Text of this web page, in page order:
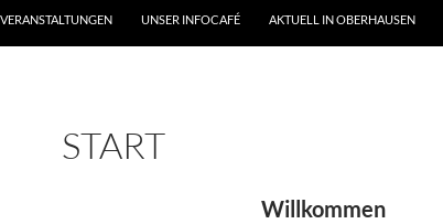
UNSER INFOCAFÉ AKTUELL IN OBERHAUSEN
START
Willkommen